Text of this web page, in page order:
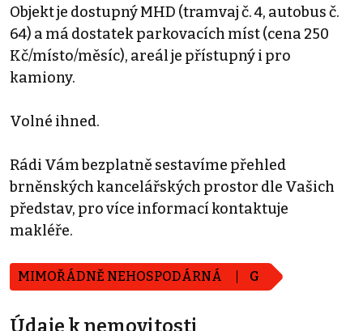
Objekt je dostupný MHD (tramvaj č. 4, autobus č.
64) a má dostatek parkovacích míst (cena 250
Kč/místo/měsíc), areál je přístupný i pro
kamiony.
Volné ihned.
Rádi Vám bezplatně sestavíme přehled
brněnských kancelářských prostor dle Vašich
představ, pro více informací kontaktuje
makléře.
MIMOŘÁDNĚ NEHOSPODÁRNÁ G
Údaje k nemovitosti